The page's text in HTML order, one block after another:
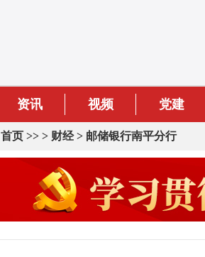
资讯 视频 党建
首页 >> > 财经> 邮储银行南平分行